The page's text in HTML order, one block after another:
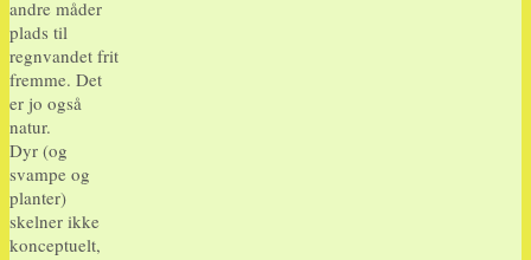
andre måder
plads til
regnvandet frit
fremme. Det
er jo også
natur.
Dyr (og
svampe og
planter)
skelner ikke
konceptuelt,